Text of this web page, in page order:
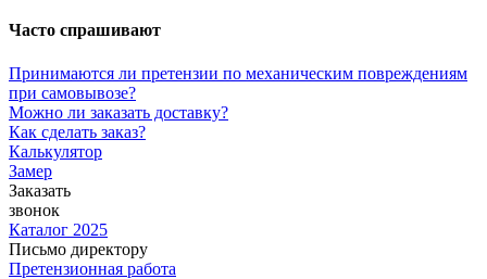
Часто спрашивают
Принимаются ли претензии по механическим повреждениям
при самовывозе?
Можно ли заказать доставку?
Как сделать заказ?
Калькулятор
Замер
Заказать
звонок
Каталог 2025
Письмо директору
Претензионная работа